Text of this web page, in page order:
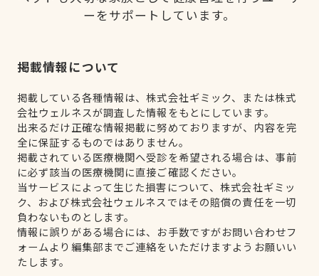
ーをサポートしています。
掲載情報について
掲載している各種情報は、株式会社ギミック、または株式
会社ウェルネスが調査した情報をもとにしています。
出来るだけ正確な情報掲載に努めておりますが、内容を完
全に保証するものではありません。
掲載されている医療機関へ受診を希望される場合は、事前
に必ず該当の医療機関に直接ご確認ください。
当サービスによって生じた損害について、株式会社ギミッ
ク、および株式会社ウェルネスではその賠償の責任を一切
負わないものとします。
情報に誤りがある場合には、お手数ですがお問い合わせフ
ォームより編集部までご連絡をいただけますようお願いい
たします。